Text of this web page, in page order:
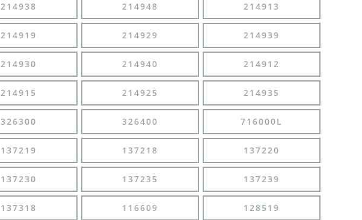
214938 214948 214913
214919 214929 214939
214930 214940 214912
214915 214925 214935
326300 326400 716000L
137219 137218 137220
137230 137235 137239
137318 116609 128519